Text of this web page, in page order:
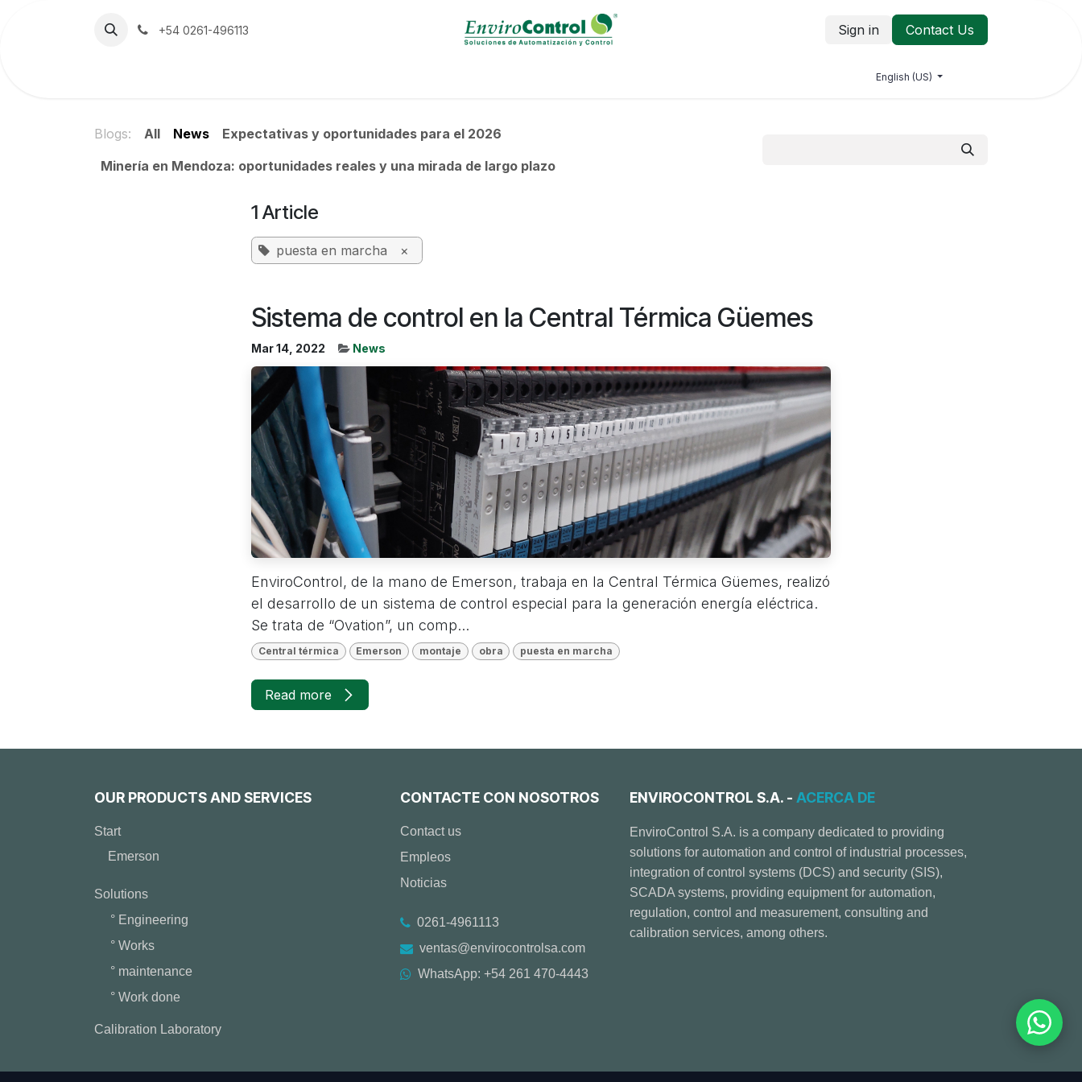
+54 0261-496113 Sign in Contact Us
English (US)
Blogs: All News
Expectativas y oportunidades para el 2026
Minería en Mendoza: oportunidades reales y una mirada de largo plazo
1 Article
puesta en marcha ×
Sistema de control en la Central Térmica Güemes
Mar 14, 2022 News
EnviroControl, de la mano de Emerson, trabaja en la Central Térmica Güemes, realizó
el desarrollo de un sistema de control especial para la generación energía eléctrica.
Se trata de “Ovation”, un comp...
Central térmica Emerson montaje obra puesta en marcha
Read more
OUR PRODUCTS AND SERVICES
Start
Emerson
Solutions
° Engineering
° Works
° maintenance
° Work done
Calibration Laboratory
CONTACTE CON NOSOTROS
Contact us
Empleos
Noticias
0261-4961113
ventas@envirocontrolsa.com
WhatsApp: +54 261 470-4443
ENVIROCONTROL S.A. - ACERCA DE
EnviroControl S.A. is a company dedicated to providing
solutions for automation and control of industrial processes,
integration of control systems (DCS) and security (SIS),
SCADA systems, providing equipment for automation,
regulation, control and measurement, consulting and
calibration services, among others.